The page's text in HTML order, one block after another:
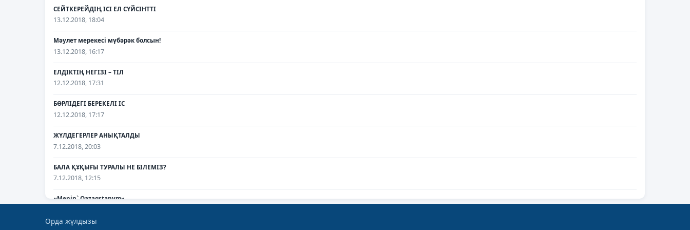
СЕЙТКЕРЕЙДІҢ ІСІ ЕЛ СҮЙСІНТТІ
13.12.2018, 18:04
Мәулет мерекесі мүбәрәк болсын!
13.12.2018, 16:17
ЕЛДІКТІҢ НЕГІЗІ – ТІЛ
12.12.2018, 17:31
БӨРЛІДЕГІ БЕРЕКЕЛІ ІС
12.12.2018, 17:17
ЖҮЛДЕГЕРЛЕР АНЫҚТАЛДЫ
7.12.2018, 20:03
БАЛА ҚҰҚЫҒЫ ТУРАЛЫ НЕ БІЛЕМІЗ?
7.12.2018, 12:15
«Menin` Qazaqstanym»
Орда жұлдызы